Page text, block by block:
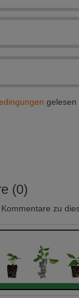
gelesen
(0)
zu